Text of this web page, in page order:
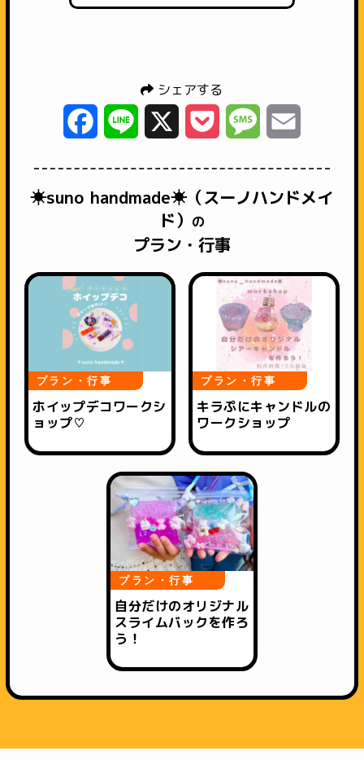
シェアする
Facebook
Line Pocket Message
☀︎suno handmade☀︎（スーノハンドメイ
ド） の
プラン・行事
プラン・行事
ホイップデコワークシ
ョップ♡
プラン・行事
キラぷにキャンドルの
ワークショップ
プラン・行事
自分だけのオリジナル
スライムバックを作ろ
う！